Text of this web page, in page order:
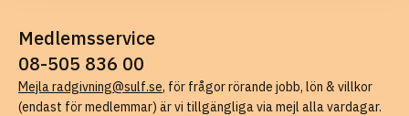
Medlemsservice
08-505 836 00
Mejla radgivning@sulf.se, för frågor rörande jobb, lön & villkor
(endast för medlemmar) är vi tillgängliga via mejl alla vardagar.